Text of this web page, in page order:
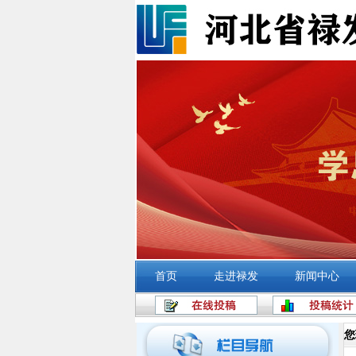
首页 走进禄发 新闻中心